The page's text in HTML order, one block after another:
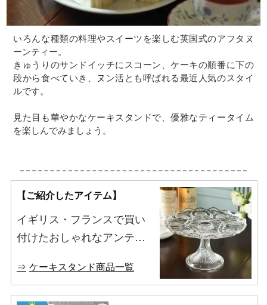
いろんな種類の料理やスイーツを楽しむ英国式のアフタヌ
ーンティー。
きゅうりのサンドイッチにスコーン、ケーキの順番に下の
段から食べていき、ヌン活とも呼ばれる最近人気のスタイ
ルです。
見た目も華やかなケーキスタンドで、優雅なティータイム
を楽しんでみましょう。
【ご紹介したアイテム】
イギリス・フランスで買い
付けたおしゃれなアンティ
めました。
ケーキスタンド商品一覧